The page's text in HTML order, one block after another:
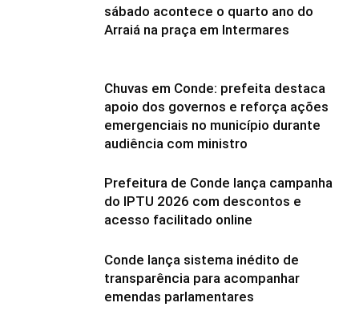
sábado acontece o quarto ano do
Arraiá na praça em Intermares
Chuvas em Conde: prefeita destaca
apoio dos governos e reforça ações
emergenciais no município durante
audiência com ministro
Prefeitura de Conde lança campanha
do IPTU 2026 com descontos e
acesso facilitado online
Conde lança sistema inédito de
transparência para acompanhar
emendas parlamentares